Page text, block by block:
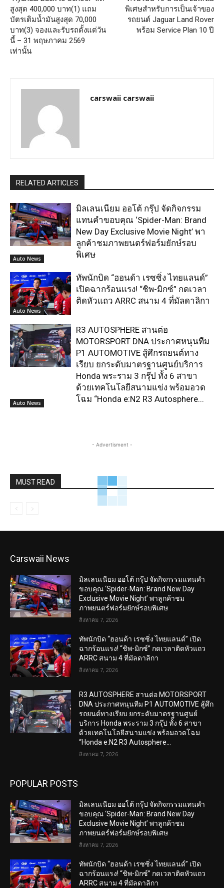
สูงสุด 400,000 บาท(1) แถม
บัตรเติมน้ำมันสูงสุด 70,000
บาท(3) จองและรับรถตั้งแต่วัน
นี้ – 31 พฤษภาคม 2569
เท่านั้น
พิเศษสำหรับการเป็นเจ้าของ
รถยนต์ Jaguar Land Rover
พร้อม Service Plan 10 ปี
carswaii carswaii
RELATED ARTICLES
Auto News
มิลเลนเนียม ออโต้ กรุ๊ป จัดกิจกรรม
แทนคำขอบคุณ ‘Spider-Man: Brand
New Day Exclusive Movie Night’ พา
ลูกค้าชมภาพยนตร์ฟอร์มยักษ์รอบ
พิเศษ
Auto News
ทัพนักบิด “ฮอนด้า เรซซิ่ง ไทยแลนด์”
เปิดฉากร้อนแรง! “ชิพ-มิกซ์” กดเวลา
ติดหัวแถว ARRC สนาม 4 ที่มัลดาลิกา
Auto News
R3 AUTOSPHERE สานต่อ
MOTORSPORT DNA ประกาศหนุนทีม
P1 AUTOMOTIVE สู้ศึกรถยนต์ทาง
เรียบ ยกระดับมาตรฐานศูนย์บริการ
Honda พระราม 3 กรุ๊ป ทั้ง 6 สาขา
ด้วยเทคโนโลยีสนามแข่ง พร้อมอวด
โฉม “Honda e:N2 R3 Autosphere...
- Advertisment -
MUST READ
Carswaii News
มิลเลนเนียม ออโต้ กรุ๊ป จัดกิจกรรมแทนคำ
ขอบคุณ ‘Spider-Man: Brand New Day
Exclusive Movie Night’ พาลูกค้าชม
ภาพยนตร์ฟอร์มยักษ์รอบพิเศษ
สิงหาคม 7, 2026
ทัพนักบิด “ฮอนด้า เรซซิ่ง ไทยแลนด์” เปิด
ฉากร้อนแรง! “ชิพ-มิกซ์” กดเวลาติดหัวแถว
ARRC สนาม 4 ที่มัลดาลิกา
สิงหาคม 7, 2026
R3 AUTOSPHERE สานต่อ MOTORSPORT
DNA ประกาศหนุนทีม P1 AUTOMOTIVE สู้ศึก
รถยนต์ทางเรียบ ยกระดับมาตรฐานศูนย์
บริการ Honda พระราม 3 กรุ๊ป ทั้ง 6 สาขา
ด้วยเทคโนโลยีสนามแข่ง พร้อมอวดโฉม
“Honda e:N2 R3 Autosphere...
สิงหาคม 7, 2026
POPULAR POSTS
มิลเลนเนียม ออโต้ กรุ๊ป จัดกิจกรรมแทนคำ
ขอบคุณ ‘Spider-Man: Brand New Day
Exclusive Movie Night’ พาลูกค้าชม
ภาพยนตร์ฟอร์มยักษ์รอบพิเศษ
สิงหาคม 7, 2026
ทัพนักบิด “ฮอนด้า เรซซิ่ง ไทยแลนด์” เปิด
ฉากร้อนแรง! “ชิพ-มิกซ์” กดเวลาติดหัวแถว
ARRC สนาม 4 ที่มัลดาลิกา